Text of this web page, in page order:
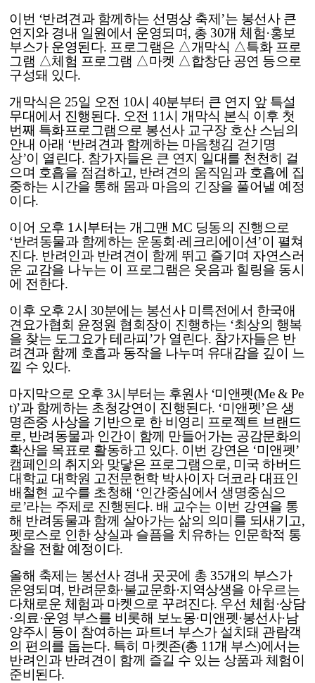
이번 ‘반려견과 함께하는 선명상 축제’는 봉선사 큰
연지와 경내 일원에서 운영되며, 총 30개 체험·홍보
부스가 운영된다. 프로그램은 △개막식 △특화 프로
그램 △체험 프로그램 △마켓 △합창단 공연 등으로
구성돼 있다.
개막식은 25일 오전 10시 40분부터 큰 연지 앞 특설
무대에서 진행된다. 오전 11시 개막식 본식 이후 첫
번째 특화프로그램으로 봉선사 교구장 호산 스님의
안내 아래 ‘반려견과 함께하는 마음챙김 걷기명
상’이 열린다. 참가자들은 큰 연지 일대를 천천히 걸
으며 호흡을 점검하고, 반려견의 움직임과 호흡에 집
중하는 시간을 통해 몸과 마음의 긴장을 풀어낼 예정
이다.
이어 오후 1시부터는 개그맨 MC 딩동의 진행으로
‘반려동물과 함께하는 운동회·레크리에이션’이 펼쳐
진다. 반려인과 반려견이 함께 뛰고 즐기며 자연스러
운 교감을 나누는 이 프로그램은 웃음과 힐링을 동시
에 전한다.
이후 오후 2시 30분에는 봉선사 미륵전에서 한국애
견요가협회 윤정원 협회장이 진행하는 ‘최상의 행복
을 찾는 도그요가 테라피’가 열린다. 참가자들은 반
려견과 함께 호흡과 동작을 나누며 유대감을 깊이 느
낄 수 있다.
마지막으로 오후 3시부터는 후원사 ‘미앤펫(Me & Pe
t)’과 함께하는 초청강연이 진행된다. ‘미앤펫’은 생
명존중 사상을 기반으로 한 비영리 프로젝트 브랜드
로, 반려동물과 인간이 함께 만들어가는 공감문화의
확산을 목표로 활동하고 있다. 이번 강연은 ‘미앤펫’
캠페인의 취지와 맞닿은 프로그램으로, 미국 하버드
대학교 대학원 고전문헌학 박사이자 더코라 대표인
배철현 교수를 초청해 ‘인간중심에서 생명중심으
로’라는 주제로 진행된다. 배 교수는 이번 강연을 통
해 반려동물과 함께 살아가는 삶의 의미를 되새기고,
펫로스로 인한 상실과 슬픔을 치유하는 인문학적 통
찰을 전할 예정이다.
올해 축제는 봉선사 경내 곳곳에 총 35개의 부스가
운영되며, 반려문화·불교문화·지역상생을 아우르는
다채로운 체험과 마켓으로 꾸려진다. 우선 체험·상담
·의료·운영 부스를 비롯해 보노몽·미앤펫·봉선사·남
양주시 등이 참여하는 파트너 부스가 설치돼 관람객
의 편의를 돕는다. 특히 마켓존(총 11개 부스)에서는
반려인과 반려견이 함께 즐길 수 있는 상품과 체험이
준비된다.